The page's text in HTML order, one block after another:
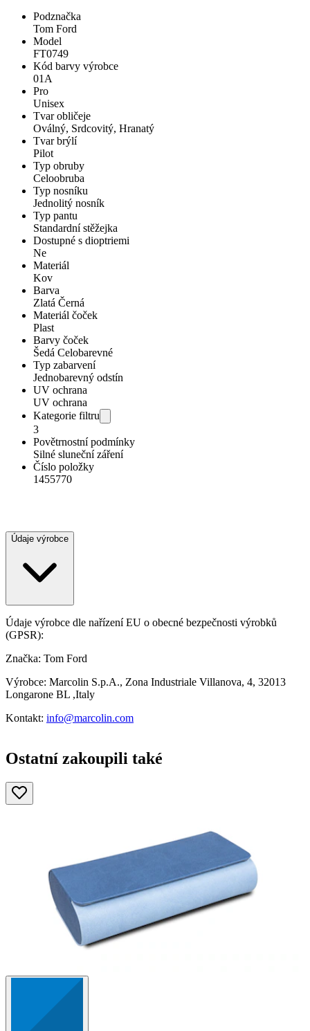
Podznačka
Tom Ford
Model
FT0749
Kód barvy výrobce
01A
Pro
Unisex
Tvar obličeje
Oválný, Srdcovitý, Hranatý
Tvar brýlí
Pilot
Typ obruby
Celoobruba
Typ nosníku
Jednolitý nosník
Typ pantu
Standardní stěžejka
Dostupné s dioptriemi
Ne
Materiál
Kov
Barva
Zlatá Černá
Materiál čoček
Plast
Barvy čoček
Šedá Celobarevné
Typ zabarvení
Jednobarevný odstín
UV ochrana
UV ochrana
Kategorie filtru
3
Povětrnostní podmínky
Silné sluneční záření
Číslo položky
1455770
Údaje výrobce
Údaje výrobce dle nařízení EU o obecné bezpečnosti výrobků
(GPSR):
Značka: Tom Ford
Výrobce: Marcolin S.p.A., Zona Industriale Villanova, 4, 32013
Longarone BL ,Italy
Kontakt: info@marcolin.com
Ostatní zakoupili také